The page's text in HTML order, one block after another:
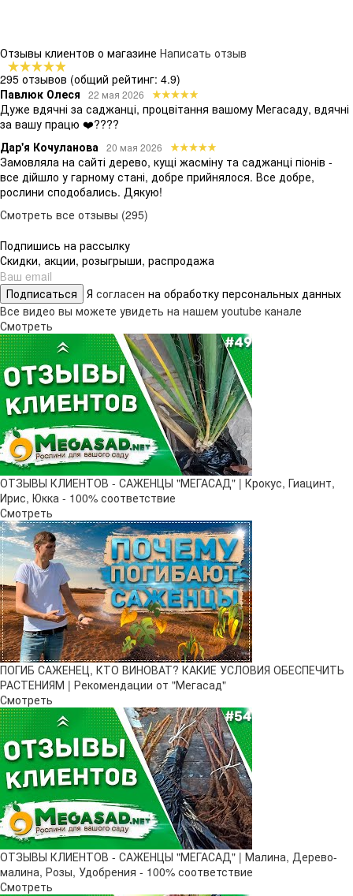
Отзывы клиентов о магазине Написать отзыв
295 отзывов (общий рейтинг: 4.9)
Павлюк Олеся
22 мая 2026
Дуже вдячні за саджанці, процвітання вашому Мегасаду, вдячні
за вашу працю ❤️????
Дар'я Кочуланова 20 мая 2026
Замовляла на сайті дерево, кущі жасміну та саджанці піонів -
все дійшло у гарному стані, добре прийнялося. Все добре,
рослини сподобались. Дякую!
Смотреть все отзывы (295)
Подпишись на рассылку
Скидки, акции, розыгрыши, распродажа
Подписаться Я согласен на обработку персональных данных
Все видео вы можете увидеть на нашем youtube канале
Смотреть
ОТЗЫВЫ КЛИЕНТОВ - САЖЕНЦЫ "МЕГАСАД" | Крокус, Гиацинт,
Ирис, Юкка - 100% соответствие
Смотреть
ПОГИБ САЖЕНЕЦ, КТО ВИНОВАТ? КАКИЕ УСЛОВИЯ ОБЕСПЕЧИТЬ
РАСТЕНИЯМ | Рекомендации от "Мегасад"
Смотреть
ОТЗЫВЫ КЛИЕНТОВ - САЖЕНЦЫ "МЕГАСАД" | Малина, Дерево-
малина, Розы, Удобрения - 100% соответствие
Смотреть